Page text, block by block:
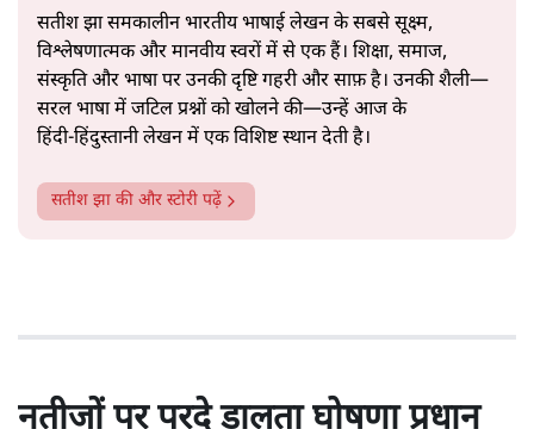
सतीश झा समकालीन भारतीय भाषाई लेखन के सबसे सूक्ष्म,
विश्लेषणात्मक और मानवीय स्वरों में से एक हैं। शिक्षा, समाज,
संस्कृति और भाषा पर उनकी दृष्टि गहरी और साफ़ है। उनकी शैली—
सरल भाषा में जटिल प्रश्नों को खोलने की—उन्हें आज के
हिंदी‑हिंदुस्तानी लेखन में एक विशिष्ट स्थान देती है।
सतीश झा की और स्टोरी पढ़ें